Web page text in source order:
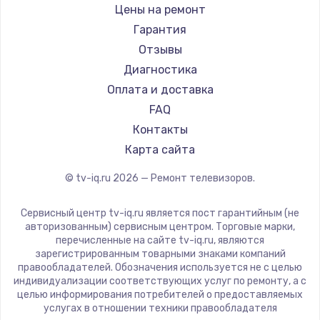
Замена видеокарты
1600 руб.
Ремонт разъема питания
880 руб.
Заказать
Замена видеочипа
Заказать
Замена северного моста
2600 руб.
Заказать
Daewoo
Centek
Telefunken
Hyundai
Doffler
Hiper
Grundig
HITACHI
Yandex
National
iFFALCON
Tuvio
Nord
Цены на ремонт
Гарантия
Отзывы
Диагностика
Оплата и доставка
FAQ
Контакты
Карта сайта
© tv-iq.ru 2026 — Ремонт телевизоров.
Сервисный центр tv-iq.ru является пост гарантийным (не
авторизованным) сервисным центром. Торговые марки,
перечисленные на сайте tv-iq.ru, являются
зарегистрированным товарными знаками компаний
правообладателей. Обозначения используется не с целью
индивидуализации соответствующих услуг по ремонту, а с
целью информирования потребителей о предоставляемых
услугах в отношении техники правообладателя